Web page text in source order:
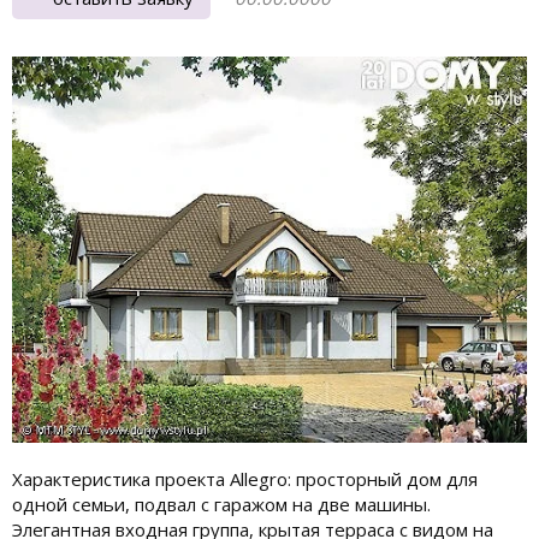
Характеристика проекта Allegro: просторный дом для
одной семьи, подвал с гаражом на две машины.
Элегантная входная группа, крытая терраса с видом на